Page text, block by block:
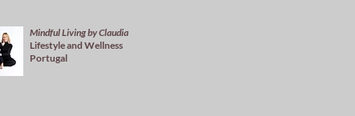
Mindful Living by Claudia
Lifestyle and Wellness
Portugal